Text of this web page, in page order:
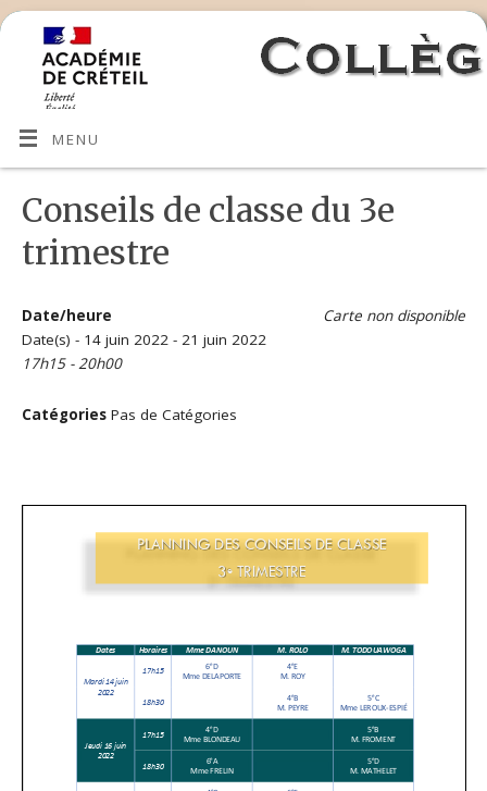
MENU
Conseils de classe du 3e
trimestre
Carte non disponible
Date/heure
Date(s) - 14 juin 2022 - 21 juin 2022
17h15 - 20h00
Catégories Pas de Catégories